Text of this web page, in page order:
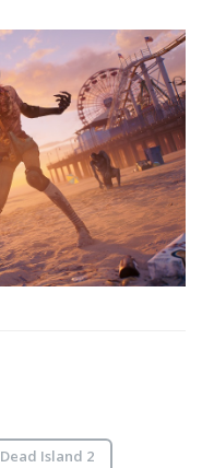
Dead Island 2